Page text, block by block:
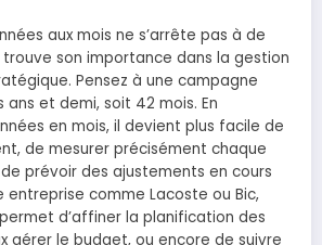
aux mois ne s’arrête pas à de
son importance dans la gestion
Pensez à une campagne
et demi, soit 42 mois. En
en mois, il devient plus facile de
de mesurer précisément chaque
prévoir des ajustements en cours
entreprise comme Lacoste ou Bic,
d’affiner la planification des
gérer le budget, ou encore de suivre